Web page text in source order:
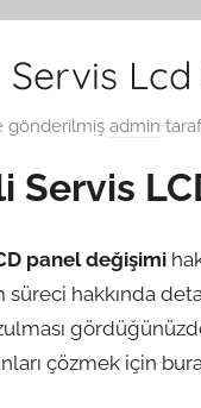
Servis
gönderilmiş admin
Servis
panel değişimi
hakkında
çözmek için